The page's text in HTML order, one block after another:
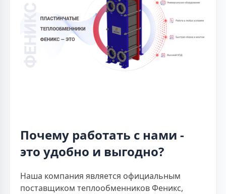
Почему работать с нами -
это удобно и выгодно?
Наша компания является официальным
поставщиком теплообменников Феникс,